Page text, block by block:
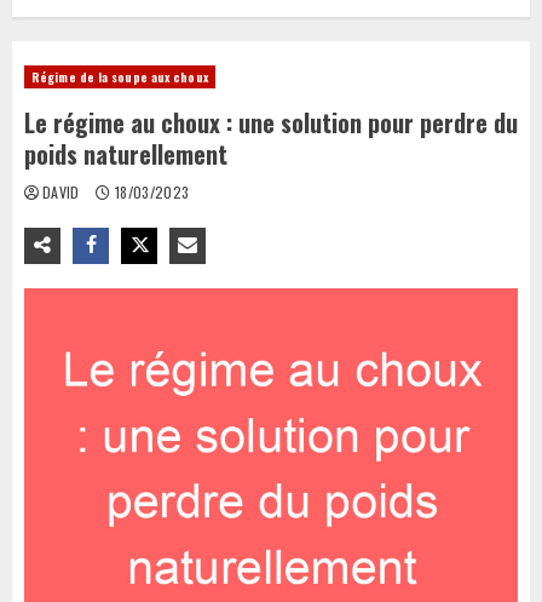
Régime de la soupe aux choux
Le régime au choux : une solution pour perdre du
poids naturellement
DAVID 18/03/2023